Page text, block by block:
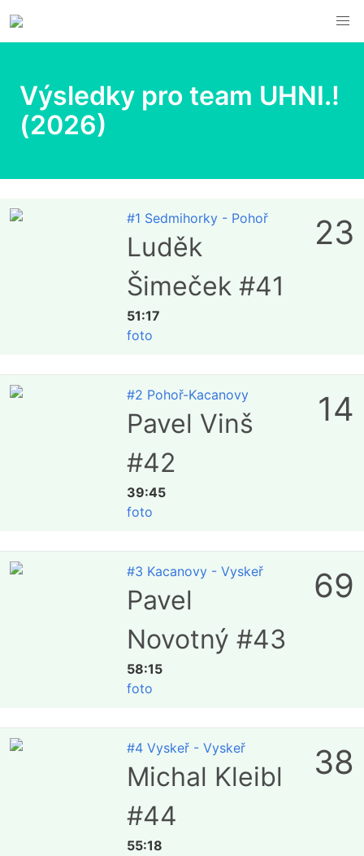
Výsledky pro team UHNI.!
(2026)
#1 Sedmihorky - Pohoř
Luděk
Šimeček #41
51:17
foto
23
#2 Pohoř-Kacanovy
Pavel Vinš
#42
39:45
foto
14
#3 Kacanovy - Vyskeř
Pavel
Novotný #43
58:15
foto
69
#4 Vyskeř - Vyskeř
Michal Kleibl
#44
55:18
38